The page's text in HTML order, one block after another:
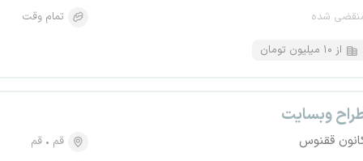
شده
تمام وقت
از ۱۰ میلیون تومان
وبسایت
ققنوس قم
قم